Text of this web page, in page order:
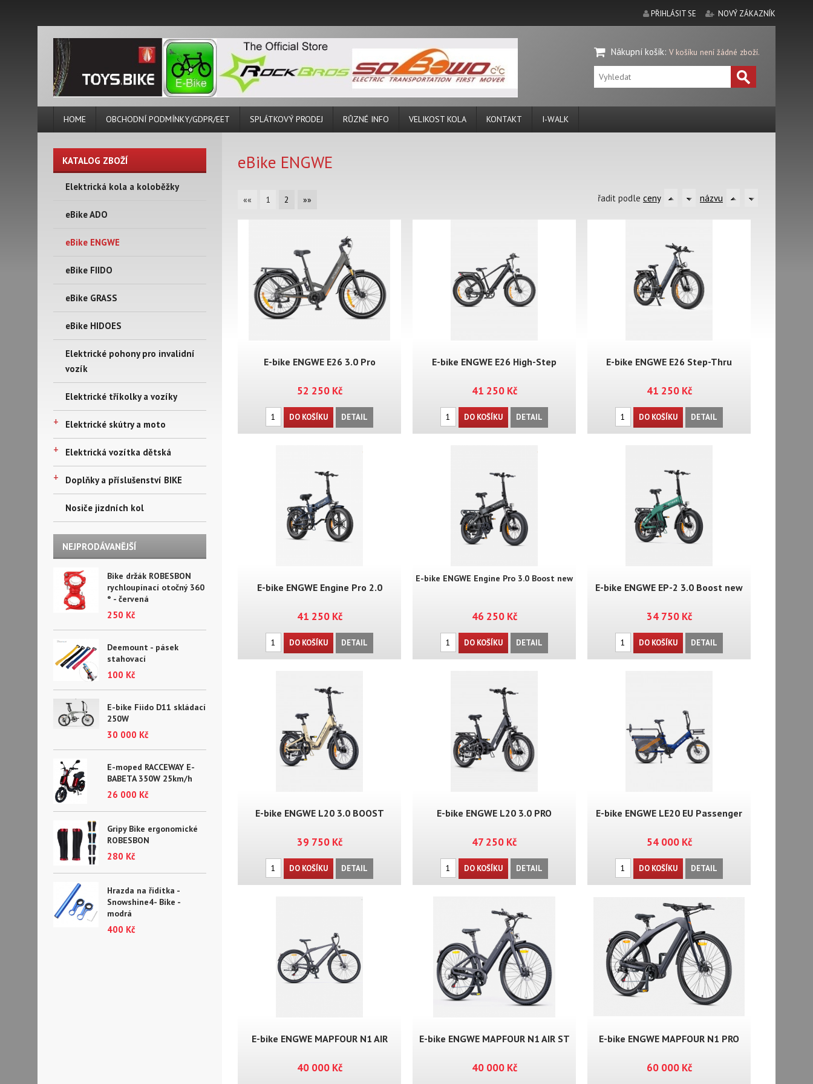
PŘIHLÁSIT SE NOVÝ ZÁKAZNÍK
Nákupní košík: V košíku není žádné zboží.
HOME OBCHODNÍ PODMÍNKY/GDPR/EET SPLÁTKOVÝ PRODEJ RŮZNÉ INFO VELIKOST KOLA KONTAKT I-WALK
KATALOG ZBOŽÍ
Elektrická kola a koloběžky
eBike ADO
eBike ENGWE
eBike FIIDO
eBike GRASS
eBike HIDOES
Elektrické pohony pro invalidní
vozík
Elektrické tříkolky a vozíky
+ Elektrické skútry a moto
+ Elektrická vozítka dětská
+ Doplňky a příslušenství BIKE
Nosiče jizdních kol
NEJPRODÁVANĚJŠÍ
Bike držák ROBESBON
rychloupínací otočný 360
° - červená
250 Kč
Deemount - pásek
stahovací
100 Kč
E-bike Fiido D11 skládací
250W
30 000 Kč
E-moped RACCEWAY E-
BABETA 350W 25km/h
26 000 Kč
Gripy Bike ergonomické
ROBESBON
280 Kč
Hrazda na řidítka -
Snowshine4- Bike -
modrá
400 Kč
eBike ENGWE
«« 1 2 »» řadit podle ceny názvu
E-bike ENGWE E26 3.0 Pro
52 250 Kč
DO KOŠÍKU DETAIL
E-bike ENGWE E26 High-Step
41 250 Kč
DO KOŠÍKU DETAIL
E-bike ENGWE E26 Step-Thru
41 250 Kč
DO KOŠÍKU DETAIL
E-bike ENGWE Engine Pro 2.0
41 250 Kč
DO KOŠÍKU DETAIL
E-bike ENGWE Engine Pro 3.0 Boost new
46 250 Kč
DO KOŠÍKU DETAIL
E-bike ENGWE EP-2 3.0 Boost new
34 750 Kč
DO KOŠÍKU DETAIL
E-bike ENGWE L20 3.0 BOOST
39 750 Kč
DO KOŠÍKU DETAIL
E-bike ENGWE L20 3.0 PRO
47 250 Kč
DO KOŠÍKU DETAIL
E-bike ENGWE LE20 EU Passenger
54 000 Kč
DO KOŠÍKU DETAIL
E-bike ENGWE MAPFOUR N1 AIR
40 000 Kč
E-bike ENGWE MAPFOUR N1 AIR ST
40 000 Kč
E-bike ENGWE MAPFOUR N1 PRO
60 000 Kč